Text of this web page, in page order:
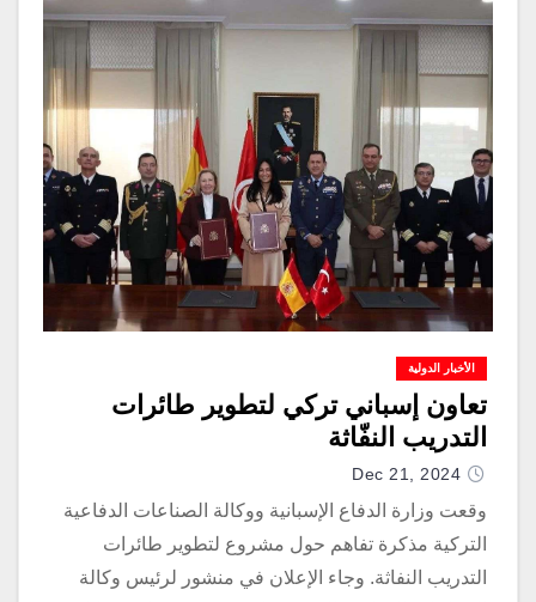
الأخبار الدولية
تعاون إسباني تركي لتطوير طائرات
التدريب النفّاثة
Dec 21, 2024
وقعت وزارة الدفاع الإسبانية ووكالة الصناعات الدفاعية
التركية مذكرة تفاهم حول مشروع لتطوير طائرات
التدريب النفاثة. وجاء الإعلان في منشور لرئيس وكالة